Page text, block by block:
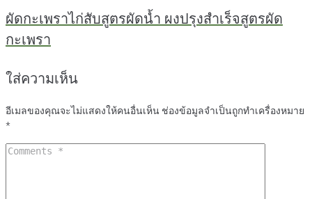
ผัดกะเพราไก่สับสูตรผัดน้ำ ผงปรุงสำเร็จสูตรผัด
กะเพรา
ใส่ความเห็น
อีเมลของคุณจะไม่แสดงให้คนอื่นเห็น ช่องข้อมูลจำเป็นถูกทำเครื่องหมาย
*